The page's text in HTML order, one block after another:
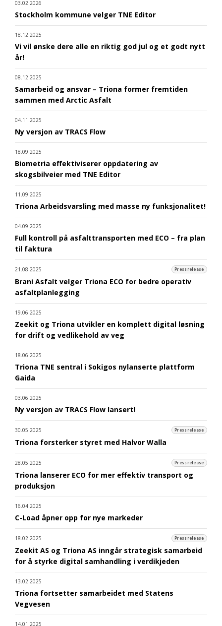
03.02.2026
Stockholm kommune velger TNE Editor
18.12.2025
Vi vil ønske dere alle en riktig god jul og et godt nytt
år!
08.12.2025
Samarbeid og ansvar – Triona former fremtiden
sammen med Arctic Asfalt
04.11.2025
Ny versjon av TRACS Flow
18.09.2025
Biometria effektiviserer oppdatering av
skogsbilveier med TNE Editor
11.09.2025
Triona Arbeidsvarsling med masse ny funksjonalitet!
04.09.2025
Full kontroll på asfalttransporten med ECO – fra plan
til faktura
21.08.2025 Pressrelease
Brani Asfalt velger Triona ECO for bedre operativ
asfaltplanlegging
19.06.2025
Zeekit og Triona utvikler en komplett digital løsning
for drift og vedlikehold av veg
18.06.2025
Triona TNE sentral i Sokigos nylanserte plattform
Gaida
03.06.2025
Ny versjon av TRACS Flow lansert!
30.05.2025 Pressrelease
Triona forsterker styret med Halvor Walla
28.05.2025 Pressrelease
Triona lanserer ECO for mer effektiv transport og
produksjon
16.04.2025
C-Load åpner opp for nye markeder
18.02.2025 Pressrelease
Zeekit AS og Triona AS inngår strategisk samarbeid
for å styrke digital samhandling i verdikjeden
13.02.2025
Triona fortsetter samarbeidet med Statens
Vegvesen
14.01.2025